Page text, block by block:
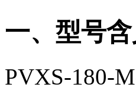
一、型号
PVXS-180-